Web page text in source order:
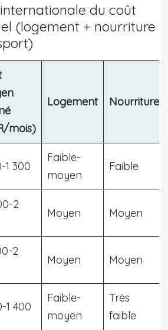
du coût
(logement + nourriture
mois)
Logement Nourriture
1 300
Faible-
moyen
Faible
2
Moyen Moyen
2
Moyen Moyen
1 400
Faible-
moyen
Très
faible